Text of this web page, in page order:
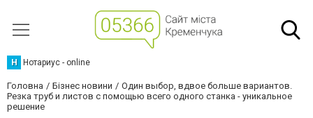
Н Нотариус - online
Головна Бізнес новини
Один выбор, вдвое больше вариантов.
Резка труб и листов с помощью всего одного станка - уникальное
решение